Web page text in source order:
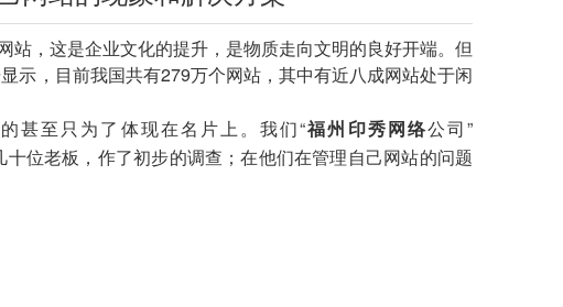
，这是企业文化的提升，是物质走向文明的良好开端。但
示，目前我国共有279万个网站，其中有近八成网站处于闲
至只为了体现在名片上。我们“福州印秀网络公司”
位老板，作了初步的调查；在他们在管理自己网站的问题